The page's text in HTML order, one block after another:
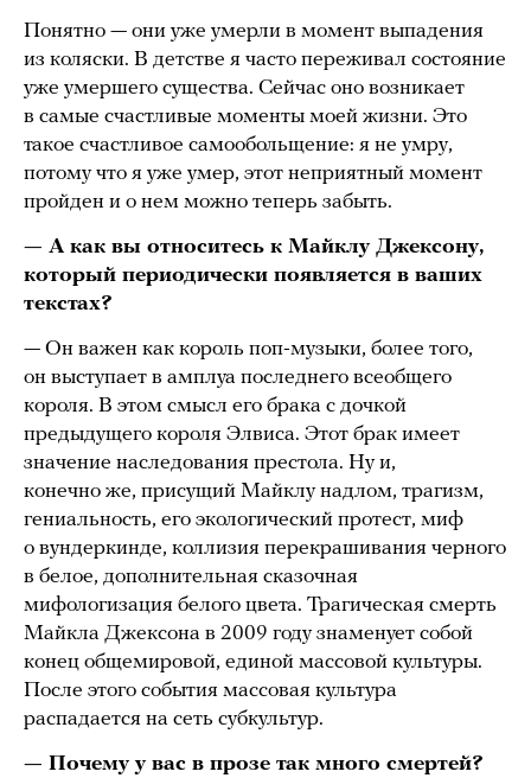
Понятно — они уже умерли в момент выпадения
из коляски. В детстве я часто переживал состояние
уже умершего существа. Сейчас оно возникает
в самые счастливые моменты моей жизни. Это
такое счастливое самообольщение: я не умру,
потому что я уже умер, этот неприятный момент
пройден и о нем можно теперь забыть.
— А как вы относитесь к Майклу Джексону,
который периодически появляется в ваших
текстах?
— Он важен как король поп-музыки, более того,
он выступает в амплуа последнего всеобщего
короля. В этом смысл его брака с дочкой
предыдущего короля Элвиса. Этот брак имеет
значение наследования престола. Ну и,
конечно же, присущий Майклу надлом, трагизм,
гениальность, его экологический протест, миф
о вундеркинде, коллизия перекрашивания черного
в белое, дополнительная сказочная
мифологизация белого цвета. Трагическая смерть
Майкла Джексона в 2009 году знаменует собой
конец общемировой, единой массовой культуры.
После этого события массовая культура
распадается на сеть субкультур.
— Почему у вас в прозе так много смертей?